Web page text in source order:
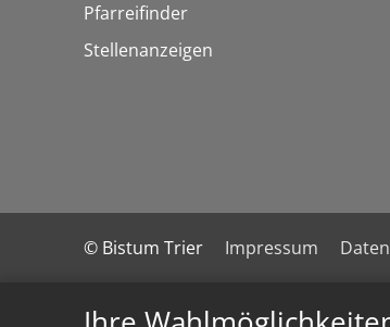
Pfarreifinder
Stellenanzeigen
© Bistum Trier Impressum